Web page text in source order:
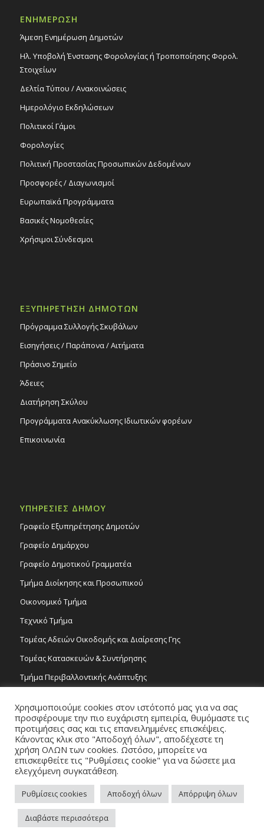
ΕΝΗΜΕΡΩΣΗ
Άμεση Ενημέρωση Δημοτών
Ηλ. Υποβολή Ένστασης Φορολογίας ή Τροποποίησης Φορολ.
Στοιχείων
Δελτία Τύπου / Ανακοινώσεις
Ημερολόγιο Εκδηλώσεων
Πολιτικοί Γάμοι
Φορολογίες
Πολιτική Προστασίας Προσωπικών Δεδομένων
Προσφορές / Διαγωνισμοί
Ευρωπαϊκά Προγράμματα
Βασικές Νομοθεσίες
Χρήσιμοι Σύνδεσμοι
ΕΞΥΠΗΡΕΤΗΣΗ ΔΗΜΟΤΩΝ
Πρόγραμμα Συλλογής Σκυβάλων
Εισηγήσεις / Παράπονα / Αιτήματα
Πράσινο Σημείο
Άδειες
Διατήρηση Σκύλου
Προγράμματα Ανακύκλωσης Ιδιωτικών φορέων
Επικοινωνία
ΥΠΗΡΕΣΙΕΣ ΔΗΜΟΥ
Γραφείο Εξυπηρέτησης Δημοτών
Γραφείο Δημάρχου
Γραφείο Δημοτικού Γραμματέα
Τμήμα Διοίκησης και Προσωπικού
Οικονομικό Τμήμα
Τεχνικό Τμήμα
Τομέας Αδειών Οικοδομής και Διαίρεσης Γης
Τομέας Κατασκευών & Συντήρησης
Τμήμα Περιβαλλοντικής Ανάπτυξης
Τομέας Γραμμάτων και Τεχνών
Τροχονομία
Copyright 2026 © Δήμος Στροβόλου, All Rights Reserved. / Powered by
NETinfo Plc
Πλοηγός
Χρησιμοποιούμε cookies στον ιστότοπό μας για να σας
προσφέρουμε την πιο ευχάριστη εμπειρία, θυμόμαστε τις
προτιμήσεις σας και τις επανειλημμένες επισκέψεις.
Κάνοντας κλικ στο "Αποδοχή όλων", αποδέχεστε τη
χρήση ΟΛΩΝ των cookies. Ωστόσο, μπορείτε να
επισκεφθείτε τις "Ρυθμίσεις cookie" για να δώσετε μια
ελεγχόμενη συγκατάθεση.
Ρυθμίσεις cookies Αποδοχή όλων Απόρριψη όλων
Διαβάστε περισσότερα